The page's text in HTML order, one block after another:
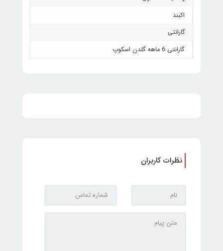
اکبند
گارانتی
گارانتی 6 ماهه گلدن اسکوپ
نظرات کاربران